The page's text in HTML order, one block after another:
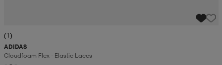
(1)
ADIDAS
Cloudfoam Flex - Elastic Laces